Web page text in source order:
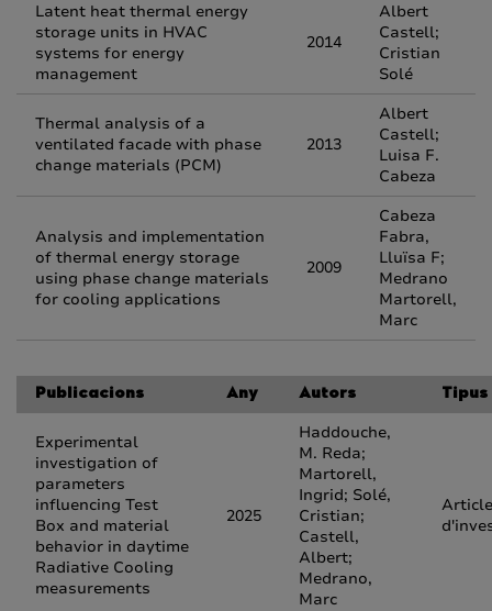
Latent heat thermal energy
storage units in HVAC
systems for energy
management
2014
Albert
Castell;
Cristian
Solé
Thermal analysis of a
ventilated facade with phase
change materials (PCM)
2013
Albert
Castell;
Luisa F.
Cabeza
Analysis and implementation
of thermal energy storage
using phase change materials
for cooling applications
2009
Cabeza
Fabra,
Lluïsa F;
Medrano
Martorell,
Marc
Publicacions Any Autors Tipus
Experimental
investigation of
parameters
influencing Test
Box and material
behavior in daytime
Radiative Cooling
measurements
2025
Haddouche,
M. Reda;
Martorell,
Ingrid; Solé,
Cristian;
Castell,
Albert;
Medrano,
Marc
Article